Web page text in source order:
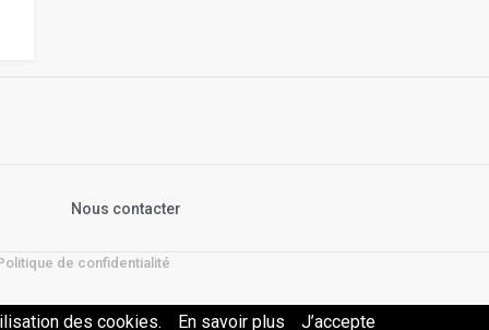
Nous contacter
de confidentialité
des cookies. En savoir plus J’accepte